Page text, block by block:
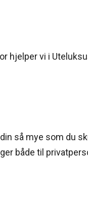
hjelper vi i
så mye som du
både til